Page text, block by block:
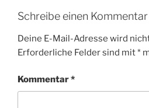
Schreibe einen Kommentar
Deine E-Mail-Adresse wird
Erforderliche Felder sind mit*
Kommentar*